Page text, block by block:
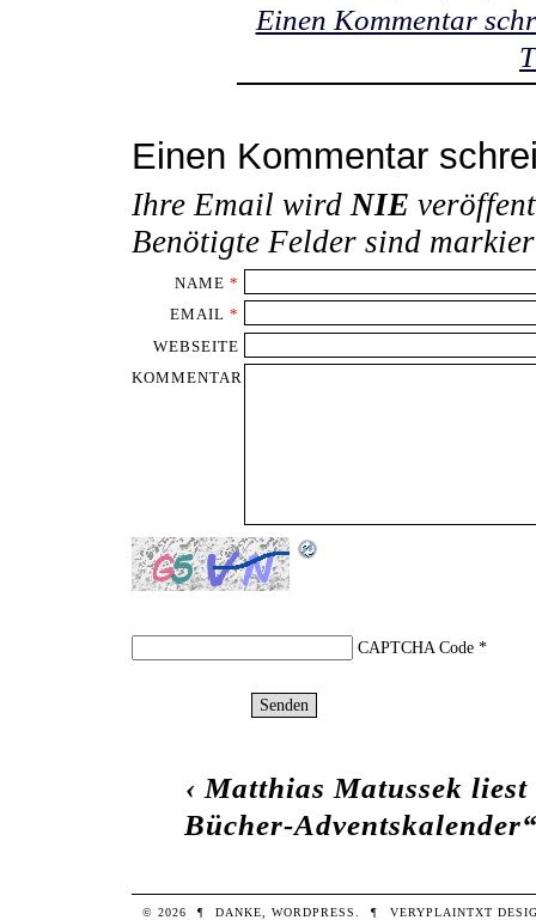
Einen Kommentar
Einen Kommentar
Ihre Email wird NIE
Benötigte Felder sind
NAME *
EMAIL *
WEBSEITE
KOMMENTAR
CAPTCHA Code*
‹ Matthias Matussek
Bücher-
© 2026 ¶ DANKE,WORDPRESS ¶ VERYPLAINTXT